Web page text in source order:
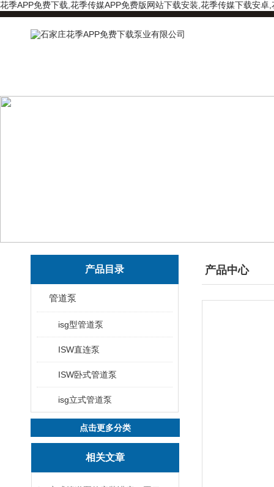
花季APP免费下载,花季传媒APP免费版网站下载安装,花季传媒下载安卓
产品目录
管道泵
isg型管道泵
ISW直连泵
ISW卧式管道泵
isg立式管道泵
点击更多分类
相关文章
产品中心